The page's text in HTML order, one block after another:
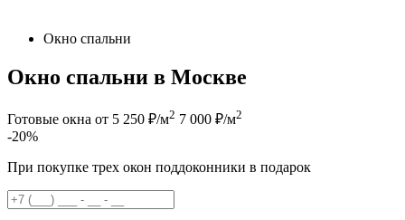
Окно спальни
Окно спальни в Москве
Готовые окна от 5 250 ₽/м2 7 000 ₽/м2
-20%
При покупке трех окон поддоконники в подарок